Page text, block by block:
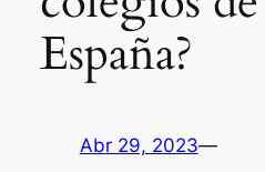
España?
Abr 29, 2023—